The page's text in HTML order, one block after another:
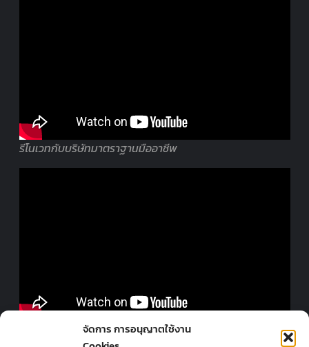
จัดการ การอนุญาตใช้งาน
รีโนเวทกับบริษัทมาตราฐานมืออาชีพ
ออกแบบร้านโดยมืออาชีพ